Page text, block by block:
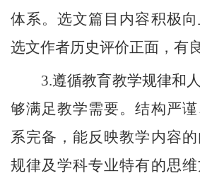
体系。选文篇目内容积极向
选文作者历史评价正面，有
3.遵循教育教学规律和
够满足教学需要。结构严
系完备，能反映教学内容
规律及学科专业特有的思